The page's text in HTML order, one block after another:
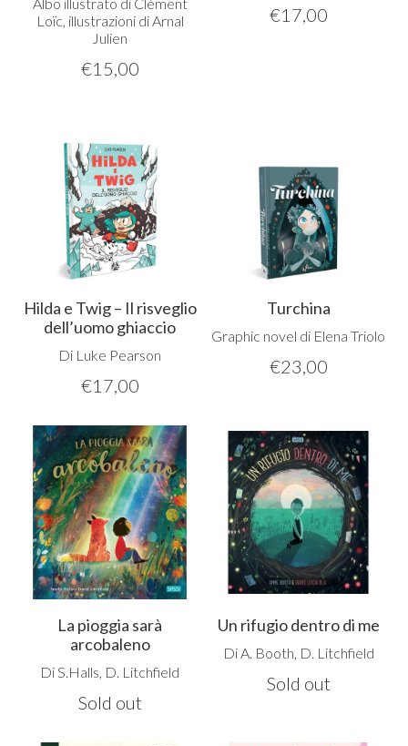
Loïc, illustrazioni di Arnal
Julien
€15,00
€17,00
Hilda e Twig – Il risveglio
dell’uomo ghiaccio
Di Luke Pearson
€17,00
Turchina
Graphic novel di Elena Triolo
€23,00
La pioggia sarà
arcobaleno
Di S.Halls, D. Litchfield
Sold out
Un rifugio dentro di me
Di A. Booth, D. Litchfield
Sold out